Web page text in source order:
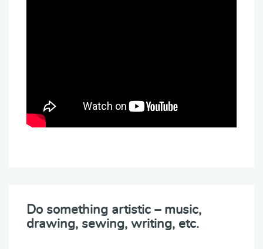
Do something artistic – music,
drawing, sewing, writing, etc.